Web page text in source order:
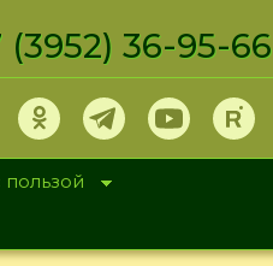
(3952) 36-95-66
пользой